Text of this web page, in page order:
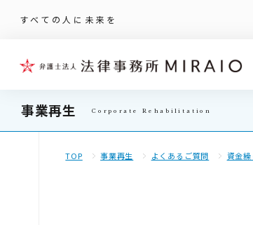
すべての人に未来を
事業再生
TOP 事業再生 よくあるご質問 資金繰